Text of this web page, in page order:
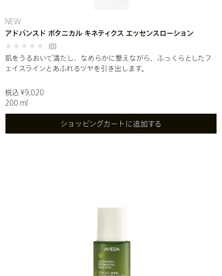
NEW
アドバンスド ボタニカル キネティクス エッセンスローション
(0)
肌をうるおいで満たし、なめらかに整えながら、ふっくらとしたフ
ェイスラインとあふれるツヤを引き出します。
税込 ¥9,020
200 ml
ショッピングカートに追加する